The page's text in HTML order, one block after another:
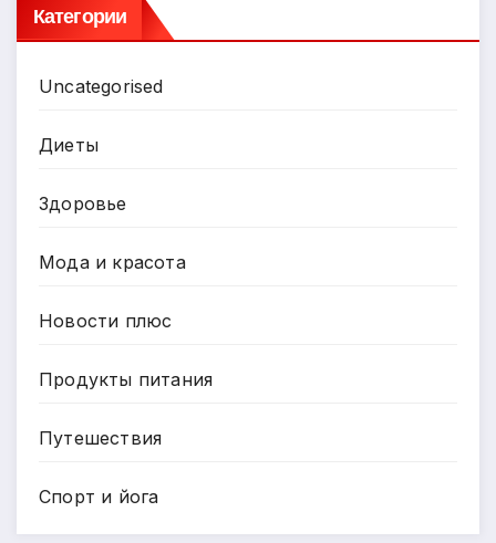
Категории
Uncategorised
Диеты
Здоровье
Мода и красота
Новости плюс
Продукты питания
Путешествия
Спорт и йога